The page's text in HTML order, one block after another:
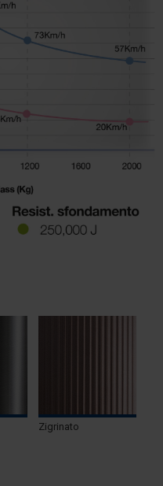
Zigrinato